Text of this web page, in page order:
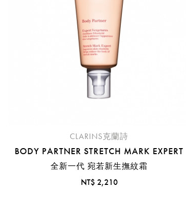
國際線出境旅客使用
的下單時間皆不相同，細節或訂購流程指引，請瀏覽
您必須登入才有辦法使用喜愛清單！
CLARINS克蘭詩
BODY PARTNER STRETCH MARK EXPERT
全新一代 宛若新生撫紋霜
NT$ 2,210